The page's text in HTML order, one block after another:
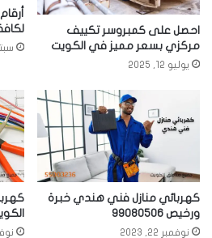
احصل على كمبروسر تكييف
مركزي بسعر مميز في الكويت
يوليو 12, 2025
سبتمبر
كهربائي منازل فني هندي خبرة
ورخيص 99080506
نوفمبر 22, 2023
الكويت
نوفمبر